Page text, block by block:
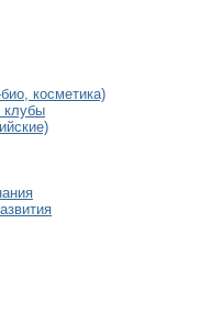
косметика)
клубы